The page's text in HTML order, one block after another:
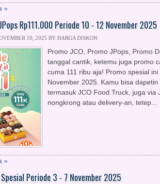
»
Rp111.000 Periode 10 - 12 November 2025
10, 2025 BY HARGA DISKON
Promo JCO, Promo JPops, Promo
tanggal cantik, ketemu juga promo
cuma 111 ribu aja! Promo spesial
November 2025. Kamu bisa
termasuk JCO Food Truck, juga via
nongkrong atau delivery-an, tetep...
»
Periode 3 - 7 November 2025